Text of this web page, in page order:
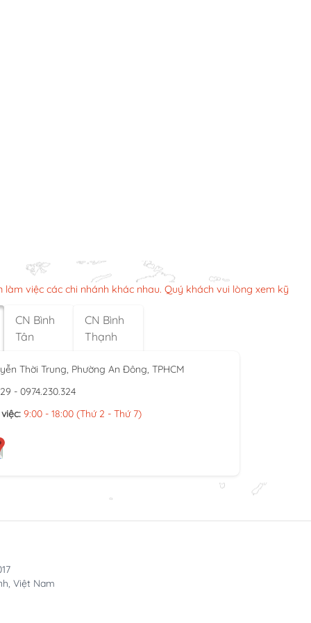
làm việc các chi nhánh khác nhau. Quý khách vui lòng xem kỹ
CN Bình
Tân
CN Bình
Thạnh
Thời Trung, Phường An Đông, TPHCM
- 0974.230.324
9:00 - 18:00 (Thứ 2 - Thứ 7)
Việt Nam